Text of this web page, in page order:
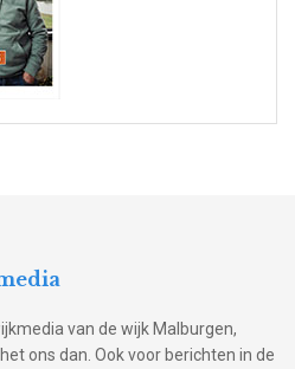
van de wijk Malburgen,
ons dan. Ook voor berichten in de